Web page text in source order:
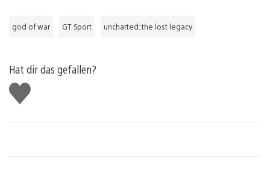
god of war GT Sport uncharted: the lost legacy
Hat dir das gefallen?
Gefällt
mir